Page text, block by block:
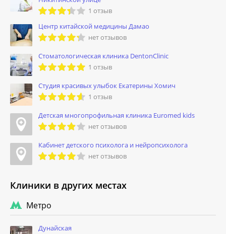
1 отзыв
Центр китайской медицины Дамао
нет отзывов
Стоматологическая клиника DentonClinic
1 отзыв
Студия красивых улыбок Екатерины Хомич
1 отзыв
Детская многопрофильная клиника Euromed kids
нет отзывов
Кабинет детского психолога и нейропсихолога
нет отзывов
Клиники в других местах
Метро
Дунайская